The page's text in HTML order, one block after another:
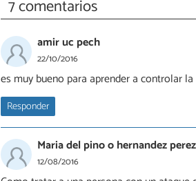
7 comentarios
amir uc pech
22/10/2016
es muy bueno para aprender a controlar
Responder
Maria del pino o hernandez perez
12/08/2016